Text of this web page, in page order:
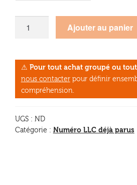
Lien
Créatif
n°43
-
de
Provence
Ajouter au panier
⚠ Pour tout achat groupé ou
nous contacterpour définir
compréhension.
UGS : ND
Catégorie : Numéro LLC déjà parus